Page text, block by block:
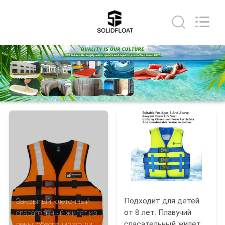
ДОМОЙ
ПРОДУКТЫ
О
ЭКСКУРСИЯ
ПО
ЗАВОДУ
Reserved.
Закрытый клеточный
спасательный жилет из
Подходит для детей
от 8 лет. Плавучий